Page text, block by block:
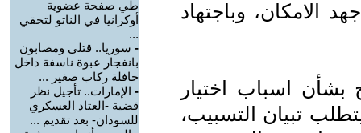
الامكان، وباجتهاد
اسباب اختيار
تبيان التسبيب،
طي صفحة عضوية
أوكرانيا في الناتو لتحقي
...
- سوريا.. قتلى ومصابون
بانفجار عبوة ناسفة داخل
حافلة ركاب صغير ...
- الإمارات.. تأجيل نظر
قضية -العتاد العسكري
للسودان- بعد تقديم ...